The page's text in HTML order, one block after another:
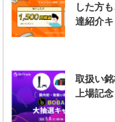
した方
達紹介
取扱い
上場記